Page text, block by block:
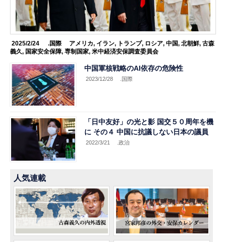
2025/2/24 .国際 アメリカ, イラン, トランプ, ロシア, 中国, 北朝鮮, 古森
義久, 国家安全保障,専制国家,米中経済安保調査委員会
中国軍核戦略のAI依存の危険性
2023/12/28 .国際
「日中友好」の光と影 国交５０周年を機
に その４ 中国に抗議しない日本の議員
2022/3/21 .政治
人気連載